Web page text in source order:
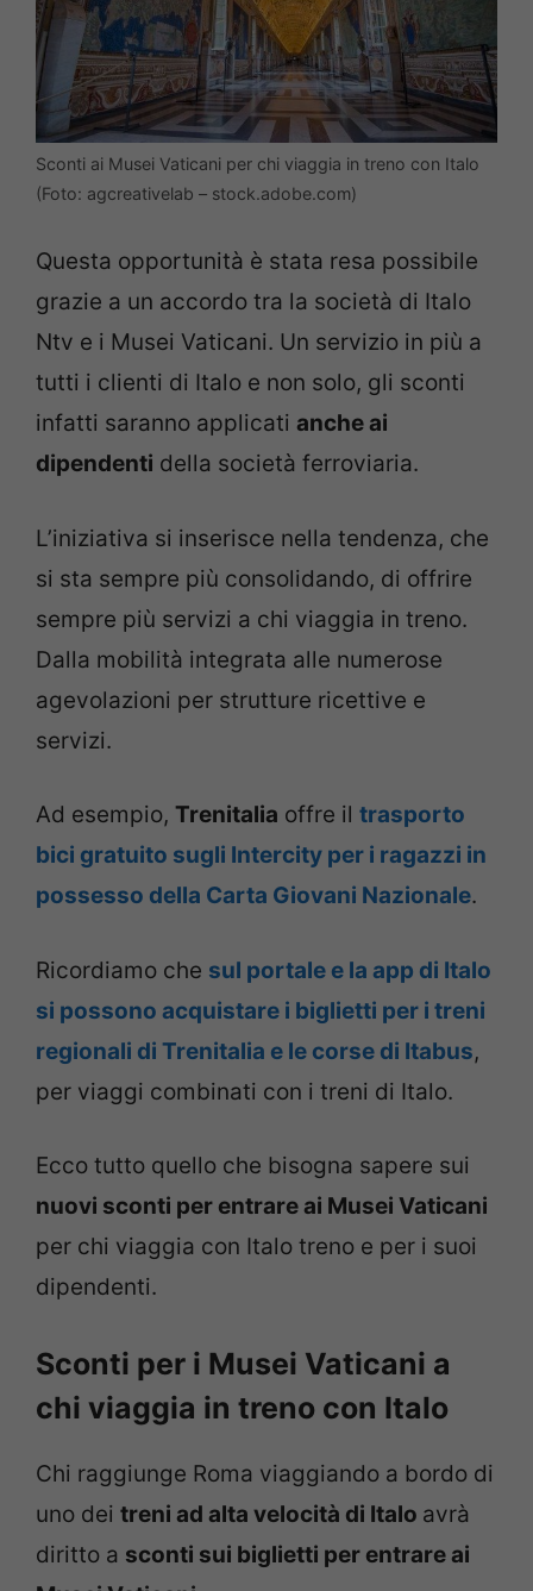
Sconti ai Musei Vaticani per chi viaggia in treno con Italo
(Foto: agcreativelab – stock.adobe.com)
Questa opportunità è stata resa possibile
grazie a un accordo tra la società di Italo
Ntv e i Musei Vaticani. Un servizio in più a
tutti i clienti di Italo e non solo, gli sconti
infatti saranno applicati anche ai
dipendenti della società ferroviaria.
L’iniziativa si inserisce nella tendenza, che
si sta sempre più consolidando, di offrire
sempre più servizi a chi viaggia in treno.
Dalla mobilità integrata alle numerose
agevolazioni per strutture ricettive e
servizi.
Ad esempio, Trenitalia offre il trasporto
bici gratuito sugli Intercity per i ragazzi in
possesso della Carta Giovani Nazionale.
Ricordiamo che sul portale e la app di Italo
si possono acquistare i biglietti per i treni
regionali di Trenitalia e le corse di Itabus,
per viaggi combinati con i treni di Italo.
Ecco tutto quello che bisogna sapere sui
nuovi sconti per entrare ai Musei Vaticani
per chi viaggia con Italo treno e per i suoi
dipendenti.
Sconti per i Musei Vaticani a
chi viaggia in treno con Italo
Chi raggiunge Roma viaggiando a bordo di
uno dei treni ad alta velocità di Italo avrà
diritto a sconti sui biglietti per entrare ai